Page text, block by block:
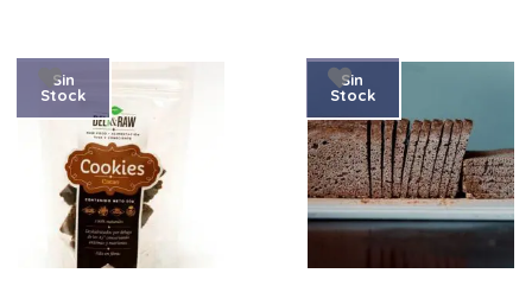
Sin
Stock
Sin
Stock